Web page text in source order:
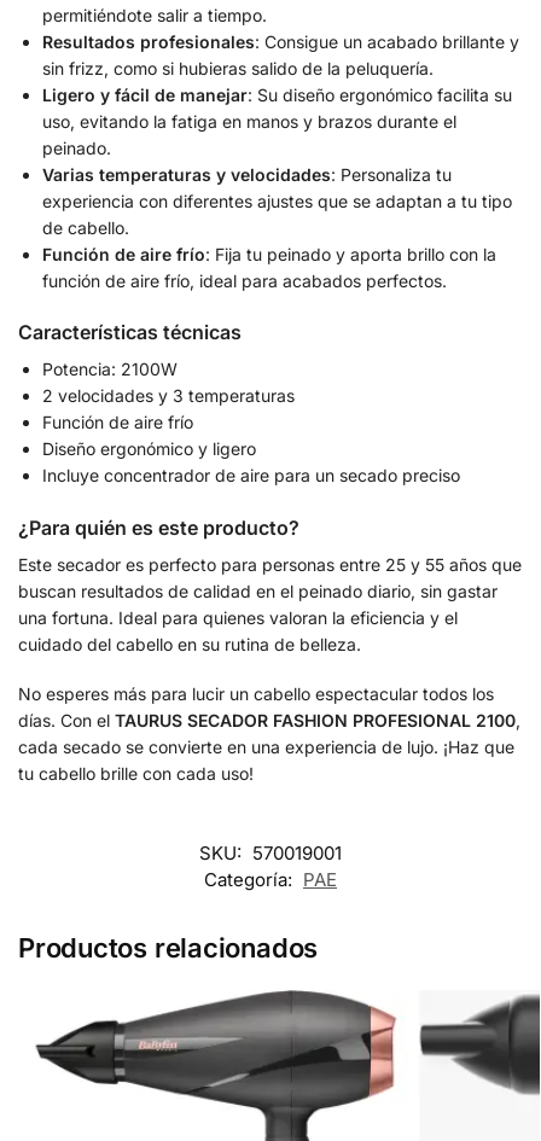
permitiéndote salir a tiempo.
Resultados profesionales: Consigue un acabado brillante y
sin frizz, como si hubieras salido de la peluquería.
Ligero y fácil de manejar: Su diseño ergonómico facilita su
uso, evitando la fatiga en manos y brazos durante el
peinado.
Varias temperaturas y velocidades: Personaliza tu
experiencia con diferentes ajustes que se adaptan a tu tipo
de cabello.
Función de aire frío: Fija tu peinado y aporta brillo con la
función de aire frío, ideal para acabados perfectos.
Características técnicas
Potencia: 2100W
2 velocidades y 3 temperaturas
Función de aire frío
Diseño ergonómico y ligero
Incluye concentrador de aire para un secado preciso
¿Para quién es este producto?
Este secador es perfecto para personas entre 25 y 55 años que
buscan resultados de calidad en el peinado diario, sin gastar
una fortuna. Ideal para quienes valoran la eficiencia y el
cuidado del cabello en su rutina de belleza.
No esperes más para lucir un cabello espectacular todos los
días. Con el TAURUS SECADOR FASHION PROFESIONAL 2100,
cada secado se convierte en una experiencia de lujo. ¡Haz que
tu cabello brille con cada uso!
SKU: 570019001
Categoría: PAE
Productos relacionados